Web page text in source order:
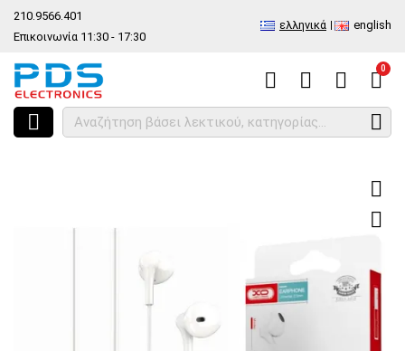
210.9566.401
Επικοινωνία 11:30 - 17:30
ελληνικά english
0
HOME Ακουστικά στέρεο Handsfree XO EP39 Jack 3.5mm 1,15m